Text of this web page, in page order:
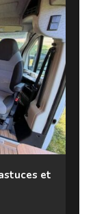
et